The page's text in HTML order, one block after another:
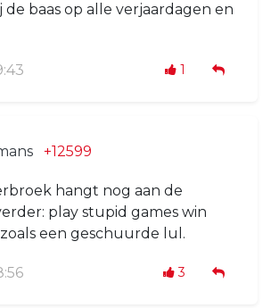
de baas op alle verjaardagen en
1
+12599
hangt nog aan de
play stupid games win
een geschuurde lul.
3